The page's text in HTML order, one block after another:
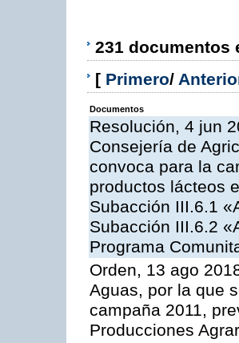
231 documentos
[ Primero/
Documentos
Resolución, 4 jun
Consejería de
convoca para la
productos lácteos
Subacción III.6.1
Subacción III.6.2
Programa
Orden, 13 ago
Aguas, por la que
campaña 2011,
Producciones